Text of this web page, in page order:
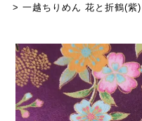
一越ちりめん 花と折鶴(紫